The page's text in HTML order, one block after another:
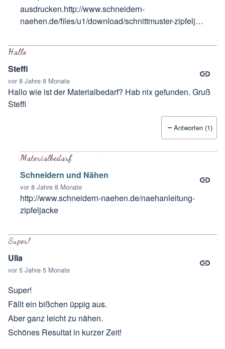
ausdrucken.http://www.schneidern-
naehen.de/files/u1/download/schnittmuster-zipfelj…
Hallo
Steffi
vor 8 Jahre 8 Monate
Hallo wie ist der Materialbedarf? Hab nix gefunden. Gruß
Steffi
Antworten (1)
Materialbedarf
Schneidern und Nähen
vor 8 Jahre 8 Monate
http://www.schneidern-naehen.de/naehanleitung-
zipfeljacke
Super!
Ulla
vor 5 Jahre 5 Monate
Super!
Fällt ein bißchen üppig aus.
Aber ganz leicht zu nähen.
Schönes Resultat in kurzer Zeit!